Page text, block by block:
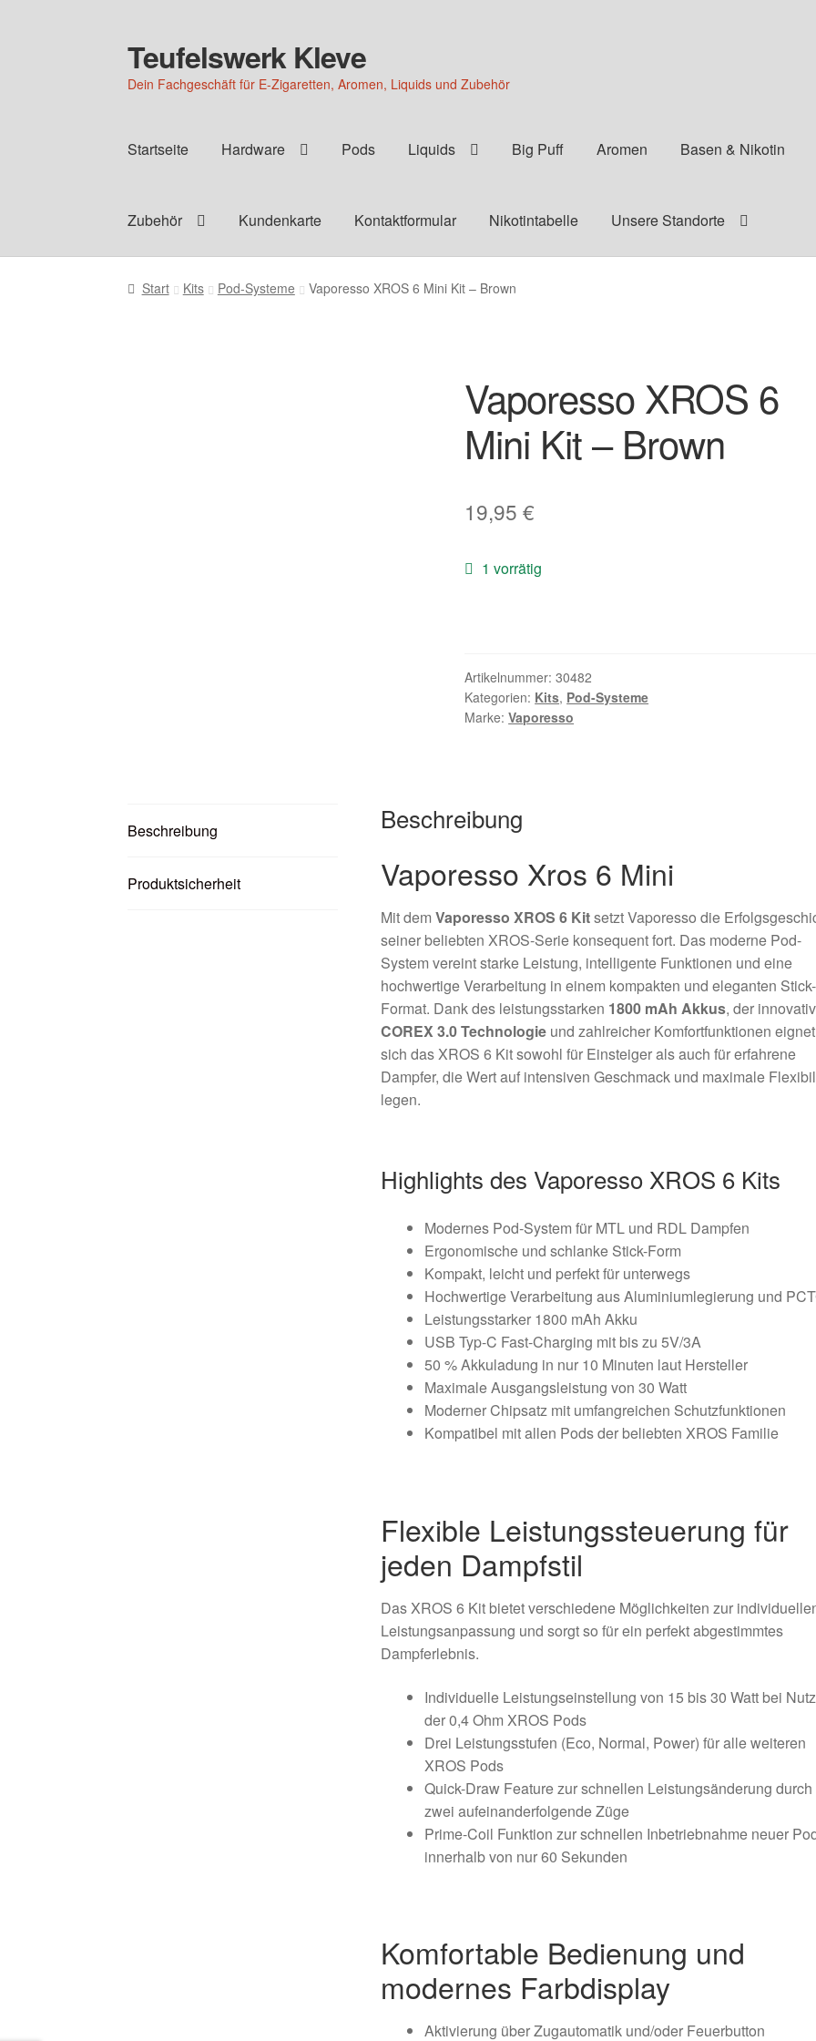
Zur
Navigation
springen
Zum
Inhalt
springen
Teufelswerk Kleve
Dein Fachgeschäft für E-Zigaretten, Aromen, Liquids und Zubehör
Startseite Hardware Pods Liquids Big Puff Aromen Basen & Nikotin
Zubehör Kundenkarte Kontaktformular Nikotintabelle Unsere Standorte
Start Kits Pod-Systeme Vaporesso XROS 6 Mini Kit – Brown
Vaporesso XROS 6
Mini Kit – Brown
19,95€
1 vorrätig
Artikelnummer:30482
Kategorien: Kits, Pod-Systeme
Marke:Vaporesso
Beschreibung
Produktsicherheit
Beschreibung
Vaporesso Xros 6 Mini
Mit dem Vaporesso XROS 6 Kitsetzt Vaporesso die
seiner beliebten XROS-Serie konsequent fort. Das moderne Pod-
System vereint starke Leistung, intelligente Funktionen und eine
hochwertige Verarbeitung in einem kompakten und eleganten Stick-
Format. Dank des leistungsstarken 1800 mAh Akkus, der
COREX 3.0 Technologieund zahlreicher Komfortfunktionen eignet
sich das XROS 6 Kit sowohl für Einsteiger als auch für erfahrene
Dampfer, die Wert auf intensiven Geschmack und maximale
legen.
Highlights des Vaporesso XROS 6 Kits
Modernes Pod-System für MTL und RDL Dampfen
Ergonomische und schlanke Stick-Form
Kompakt, leicht und perfekt für unterwegs
Hochwertige Verarbeitung aus Aluminiumlegierung und
Leistungsstarker 1800 mAh Akku
USB Typ-C Fast-Charging mit bis zu 5V/3A
50 % Akkuladung in nur 10 Minuten laut Hersteller
Maximale Ausgangsleistung von 30 Watt
Moderner Chipsatz mit umfangreichen Schutzfunktionen
Kompatibel mit allen Pods der beliebten XROS Familie
Flexible Leistungssteuerung für
jeden Dampfstil
Das XROS 6 Kit bietet verschiedene Möglichkeiten zur
Leistungsanpassung und sorgt so für ein perfekt abgestimmtes
Dampferlebnis.
Individuelle Leistungseinstellung von 15 bis 30 Watt bei
der 0,4 Ohm XROS Pods
Drei Leistungsstufen (Eco, Normal, Power) für alle weiteren
XROS Pods
Quick-Draw Feature zur schnellen Leistungsänderung durch
zwei aufeinanderfolgende Züge
Prime-Coil Funktion zur schnellen Inbetriebnahme neuer
innerhalb von nur 60 Sekunden
Komfortable Bedienung und
modernes Farbdisplay
Aktivierung über Zugautomatik und/oder Feuerbutton